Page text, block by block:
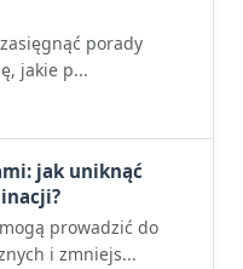
porady
jakie p...
jak uniknąć
prowadzić do
i zmniejs...